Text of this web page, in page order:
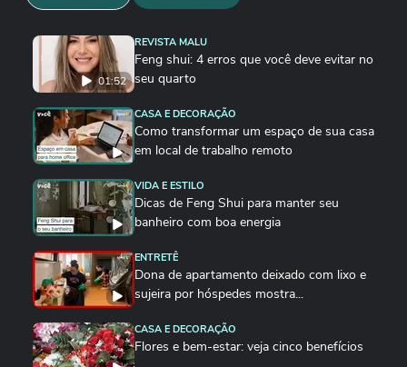
01:52
REVISTA MALU
Feng shui: 4 erros que você deve evitar no
seu quarto
CASA E DECORAÇÃO
Como transformar um espaço de sua casa
em local de trabalho remoto
VIDA E ESTILO
Dicas de Feng Shui para manter seu
banheiro com boa energia
ENTRETÊ
Dona de apartamento deixado com lixo e
sujeira por hóspedes mostra...
CASA E DECORAÇÃO
Flores e bem-estar: veja cinco benefícios